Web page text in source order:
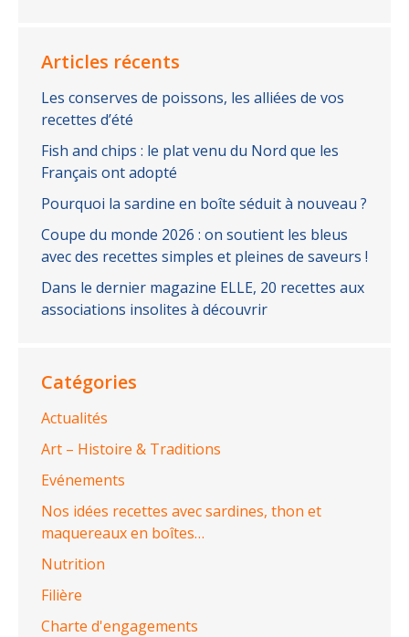
Articles récents
Les conserves de poissons, les alliées de vos
recettes d’été
Fish and chips : le plat venu du Nord que les
Français ont adopté
Pourquoi la sardine en boîte séduit à nouveau ?
Coupe du monde 2026 : on soutient les bleus
avec des recettes simples et pleines de saveurs !
Dans le dernier magazine ELLE, 20 recettes aux
associations insolites à découvrir
Catégories
Actualités
Art – Histoire & Traditions
Evénements
Nos idées recettes avec sardines, thon et
maquereaux en boîtes…
Nutrition
Filière
Charte d'engagements